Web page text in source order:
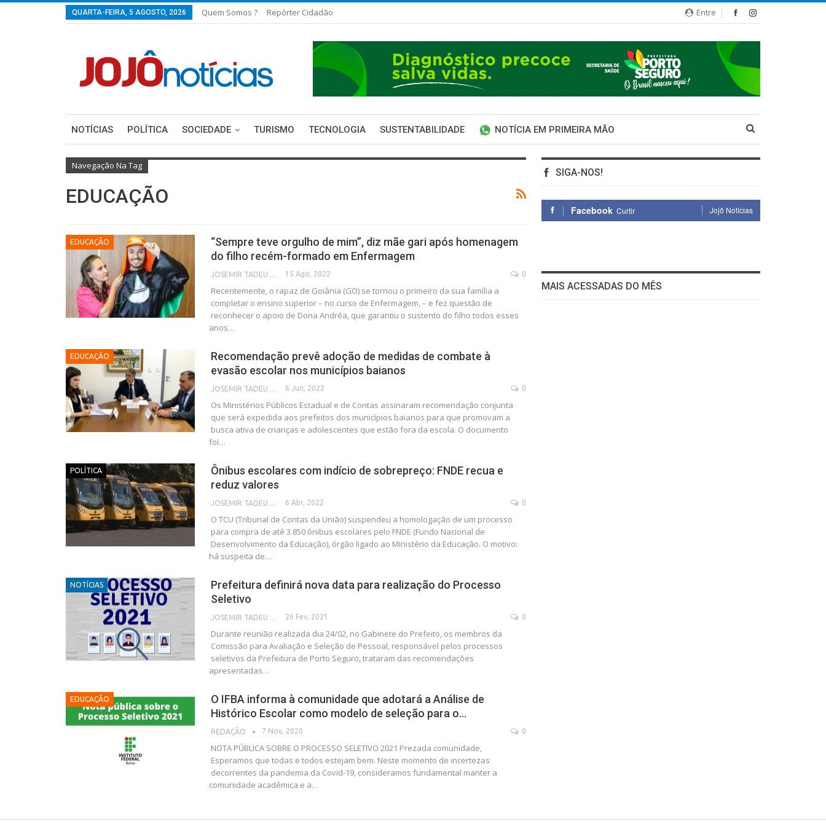
Entre
QUARTA-FEIRA, 5 AGOSTO, 2026 Quem Somos ? Repórter Cidadão
NOTÍCIAS POLÍTICA SOCIEDADE TURISMO TECNOLOGIA SUSTENTABILIDADE NOTÍCIA EM PRIMEIRA MÃO
Navegação Na Tag
EDUCAÇÃO
EDUCAÇÃO
“Sempre teve orgulho de mim”, diz mãe gari após homenagem
do filho recém-formado em Enfermagem
JOSEMIR TADEU FONSECA 15 Ago, 2022 0
Recentemente, o rapaz de Goiânia (GO) se tornou o primeiro da sua família a
completar o ensino superior – no curso de Enfermagem, – e fez questão de
reconhecer o apoio de Dona Andréa, que garantiu o sustento do filho todos esses
anos…
EDUCAÇÃO
Recomendação prevê adoção de medidas de combate à
evasão escolar nos municípios baianos
JOSEMIR TADEU FONSECA 6 Jun, 2022 0
Os Ministérios Públicos Estadual e de Contas assinaram recomendação conjunta
que será expedida aos prefeitos dos municípios baianos para que promovam a
busca ativa de crianças e adolescentes que estão fora da escola. O documento
foi…
POLÍTICA
Ônibus escolares com indício de sobrepreço: FNDE recua e
reduz valores
JOSEMIR TADEU FONSECA 6 Abr, 2022 0
O TCU (Tribunal de Contas da União) suspendeu a homologação de um processo
para compra de até 3.850 ônibus escolares pelo FNDE (Fundo Nacional de
Desenvolvimento da Educação), órgão ligado ao Ministério da Educação. O motivo:
há suspeita de…
NOTÍCIAS
Prefeitura definirá nova data para realização do Processo
Seletivo
JOSEMIR TADEU FONSECA 26 Fev, 2021 0
Durante reunião realizada dia 24/02, no Gabinete do Prefeito, os membros da
Comissão para Avaliação e Seleção de Pessoal, responsável pelos processos
seletivos da Prefeitura de Porto Seguro, trataram das recomendações
apresentadas…
EDUCAÇÃO
O IFBA informa à comunidade que adotará a Análise de
Histórico Escolar como modelo de seleção para o…
REDAÇÃO 7 Nov, 2020 0
NOTA PÚBLICA SOBRE O PROCESSO SELETIVO 2021 Prezada comunidade,
Esperamos que todas e todos estejam bem. Neste momento de incertezas
decorrentes da pandemia da Covid-19, consideramos fundamental manter a
comunidade acadêmica e a…
SIGA-NOS!
Facebook Curtir Jojô Notícias
MAIS ACESSADAS DO MÊS